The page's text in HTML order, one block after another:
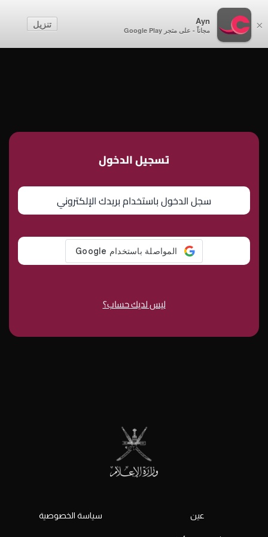
×
Ayn
مجاناً - على متجر Google Play
تنزيل
إنشاء حساب
تسجيل الدخول
سجل الدخول باستخدام بريدك الإلكتروني
ليس لديك حساب؟
عين سياسة الخصوصية